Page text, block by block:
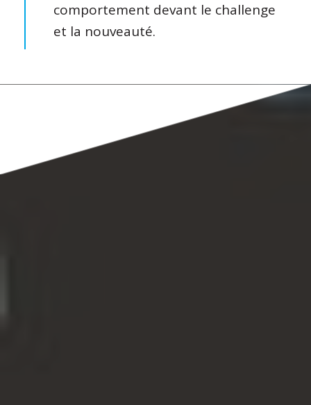
comportement devant le challenge
et la nouveauté.